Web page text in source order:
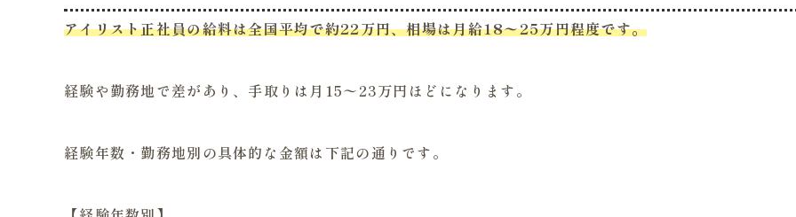
アイリスト正社員の給料は全国平均で約22万円、相場は月給18〜25万円程度です。
経験や勤務地で差があり、手取りは月15〜23万円ほどになります。
経験年数・勤務地別の具体的な金額は下記の通りです。